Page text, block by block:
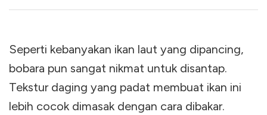
Seperti kebanyakan ikan laut yang dipancing,
bobara pun sangat nikmat untuk disantap.
Tekstur daging yang padat membuat ikan ini
lebih cocok dimasak dengan cara dibakar.